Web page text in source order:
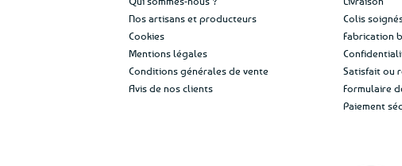
Nos artisans et producteurs
Cookies
Mentions légales
Conditions générales de vente
Avis de nos clients
Colis
Fabrication
Satisfait ou
Formulaire
Paiement